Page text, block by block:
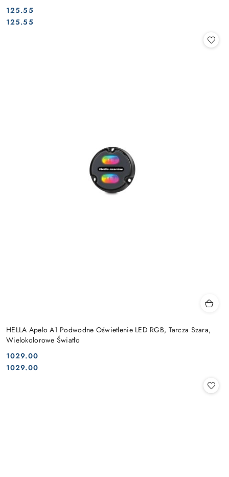
Cena:
125.55
Cena:
125.55
HELLA Apelo A1 Podwodne Oświetlenie LED RGB, Tarcza Szara,
Wielokolorowe Światło
Cena:
1029.00
Cena:
1029.00